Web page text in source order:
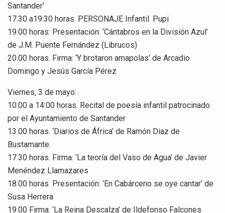
Santander’
17.30 a19:30 horas. PERSONAJE Infantil. Pupi
19.00 horas: Presentación: ‘Cántabros en la División Azul’
de J.M. Puente Fernández (Librucos)
20.00 horas. Firma: ‘Y brotaron amapolas’ de Arcadio
Domingo y Jesús García Pérez
Viernes, 3 de mayo:
10:00 a 14:00 horas. Recital de poesía infantil patrocinado
por el Ayuntamiento de Santander
13.00 horas. ‘Diarios de África’ de Ramón Diaz de
Bustamante.
17.30 horas. Firma: ‘La teoría del Vaso de Agua’ de Javier
Menéndez Llamazares
18.00 horas. Presentación: ‘En Cabárceno se oye cantar’ de
Susa Herrera
19.00 Firma: ‘La Reina Descalza’ de Ildefonso Falcones